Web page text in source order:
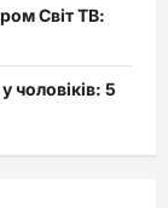
Світ ТВ:
чоловіків: 5